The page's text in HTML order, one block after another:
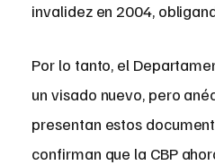
invalidez en 2004,
Por lo tanto, el
un visado nuevo, pero
presentan estos
confirman que la CBP